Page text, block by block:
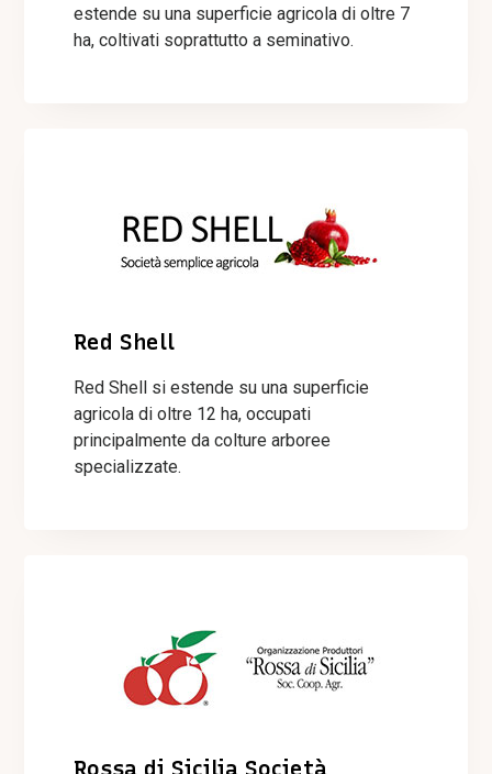
estende su una superficie agricola di oltre 7
ha, coltivati soprattutto a seminativo.
Red Shell
Red Shell si estende su una superficie
agricola di oltre 12 ha, occupati
principalmente da colture arboree
specializzate.